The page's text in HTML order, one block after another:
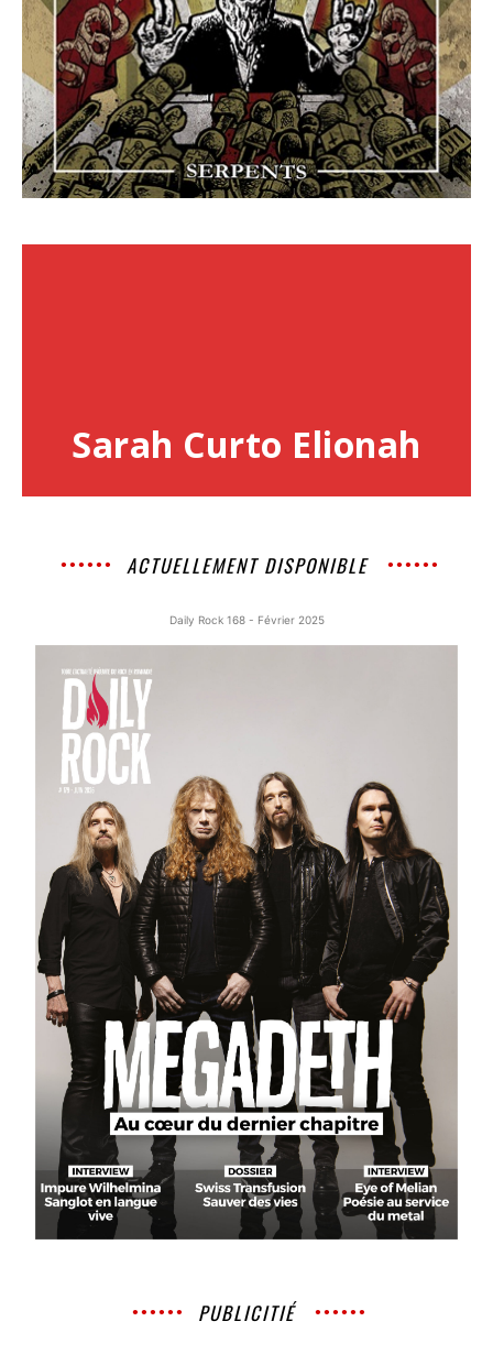
Sarah Curto Elionah
ACTUELLEMENT DISPONIBLE
Daily Rock 168 - Février 2025
PUBLICITIÉ